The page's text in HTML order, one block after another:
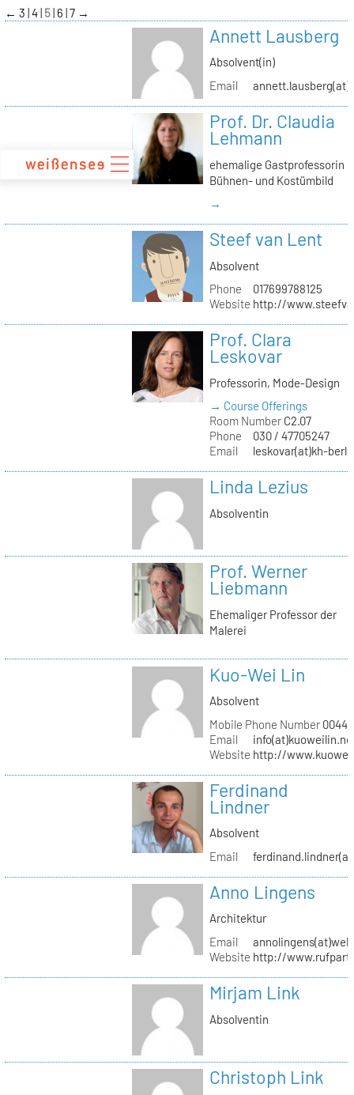
zum
Inhalt
← 3 4 5 6 7 →
Annett Lausberg
Absolvent(in)
Email
Prof. Dr. Claudia
Lehmann
ehemalige Gastprofessorin
Bühnen- und Kostümbild
→
Steef van Lent
Absolvent
Phone
017699788125
Website http://
Prof. Clara
Leskovar
Professorin, Mode-Design
→ Course Offerings
Room NumberC2.07
Phone
030 / 47705247
Email
leskovar(at)kh-
Linda Lezius
Absolventin
Prof. Werner
Liebmann
Ehemaliger Professor der
Malerei
Kuo-Wei Lin
Absolvent
Mobile Phone Number0044
Email
Website http://
Ferdinand
Lindner
Absolvent
Email
Anno Lingens
Architektur
Email
Website http://
Mirjam Link
Absolventin
Christoph Link